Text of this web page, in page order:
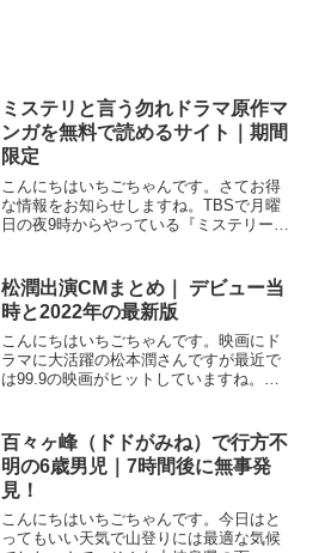
ミステリと言う勿れドラマ原作マ
ンガを無料で読めるサイト｜期間
限定
こんにちはいちごちゃんです。さてお得
な情報をお知らせしますね。TBSで月曜
日の夜9時からやっている『ミステリーと
試しで辞めるらしいです。E-booksで 漫
画の...
松潤出演CMまとめ｜ デビュー当
時と2022年の最新版
こんにちはいちごちゃんです。映画にド
ラマに大活躍の松本潤さんですが最近で
は99.9の映画がヒットしていますね。映
また映画中でも 松岡さん自身が お料理を
作ると言う場面も...
百々ヶ峰（ドドがみね）で行方不
明の6歳男児｜7時間後に無事発
見！
こんにちはいちごちゃんです。今日はと
ってもいい天気で山登りには最適な気候